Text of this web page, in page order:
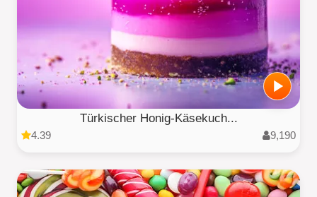
Türkischer Honig-Käsekuch...
4.39 9,190